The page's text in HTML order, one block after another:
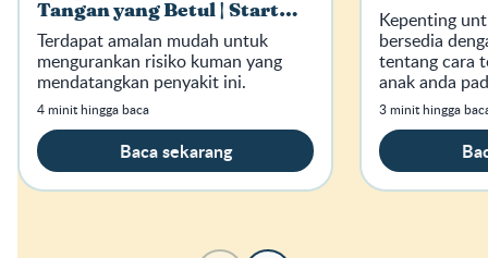
Tangan yang Betul | Start
Well Stay Well
Terdapat amalan mudah untuk
mengurankan risiko kuman yang
mendatangkan penyakit ini.
4 minit hingga baca
Baca sekarang
Kepenting
bersedia
tentang cara
anak anda
3 minit hingga